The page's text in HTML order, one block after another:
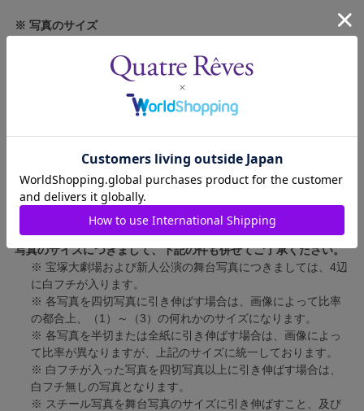
※ 写真のサイズ
短辺 89mm × 長辺 127mm
短辺 127mm × 長辺 178mm
短辺 217mm × 長辺 305mm
四切写真（2）
短辺 213mm × 長辺 305mm
四切写真（3）
短辺 254mm × 長辺 305mm
半切写真
短辺 305mm × 長辺 432mm
全紙写真
写真のサイズにつきまして、下記の件も併せてご了承ください。
※ 宝塚大劇場および新人公演の舞台写真につきましては、4辺
に白フチが入ります。
※ 各写真を四切写真に引き伸ばす場合は、画像によって比率
の都合上、（1）～（3）の何れかのサイズになります。
※ 各写真を半切または全紙に引き伸ばす場合は、画像によっ
て比率が異なりますが、上記のサイズに統一しております。
※ 白フチが入った写真を四切写真以上に引き伸ばす場合は、
白フチ無しの写真となります。
※ スチール写真を舞台写真のサイズに引き伸ばすこと、及び